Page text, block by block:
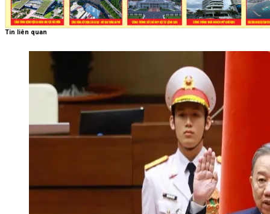
Tin liên quan